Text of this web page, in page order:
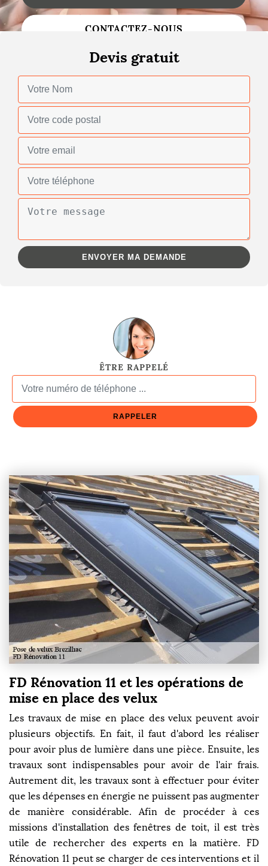
Changement de toiture
Gouttières
Réparation de toiture
CONTACTEZ-NOUS
Devis gratuit
ÊTRE RAPPELÉ
FD Rénovation 11 et les opérations de
mise en place des velux
Les travaux de mise en place des velux peuvent avoir
plusieurs objectifs. En fait, il faut d'abord les réaliser
pour avoir plus de lumière dans une pièce. Ensuite, les
travaux sont indispensables pour avoir de l'air frais.
Autrement dit, les travaux sont à effectuer pour éviter
que les dépenses en énergie ne puissent pas augmenter
de manière considérable. Afin de procéder à ces
missions d'installation des fenêtres de toit, il est très
utile de rechercher des experts en la matière. FD
Rénovation 11 peut se charger de ces interventions et il